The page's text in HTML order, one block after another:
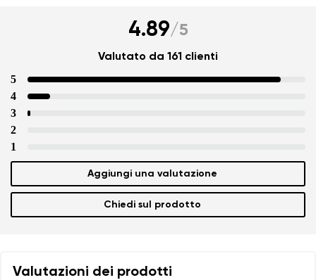
4.89/5
Valutato da 161 clienti
5
4
3
2
1
Aggiungi una valutazione
Chiedi sul prodotto
Valutazioni dei prodotti